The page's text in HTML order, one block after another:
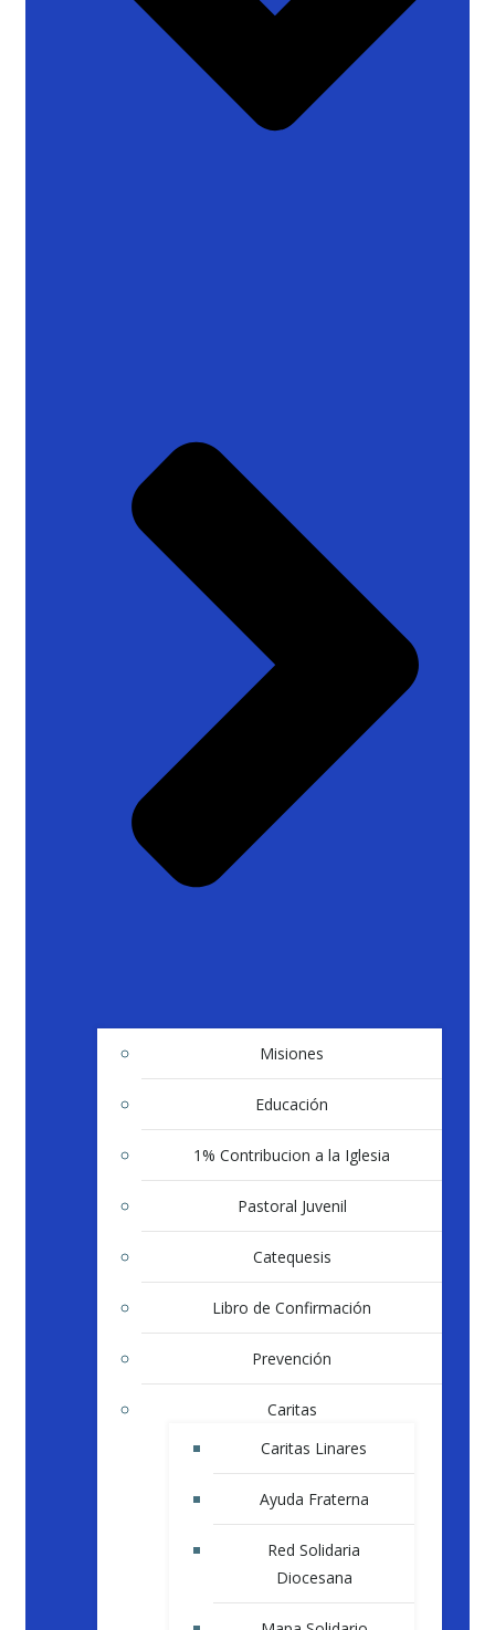
Misiones
Educación
1% Contribucion a la Iglesia
Pastoral Juvenil
Catequesis
Libro de Confirmación
Prevención
Caritas
Caritas Linares
Ayuda Fraterna
Red Solidaria
Diocesana